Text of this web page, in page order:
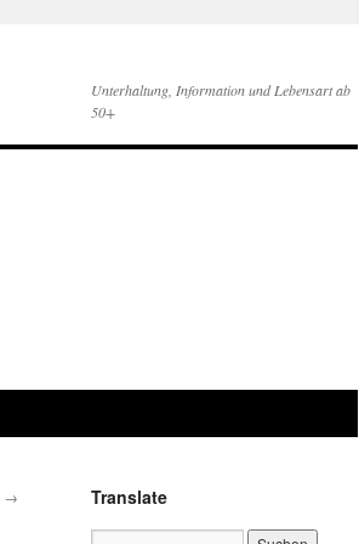
Unterhaltung, Information und Lebensart ab
50+
→ Translate